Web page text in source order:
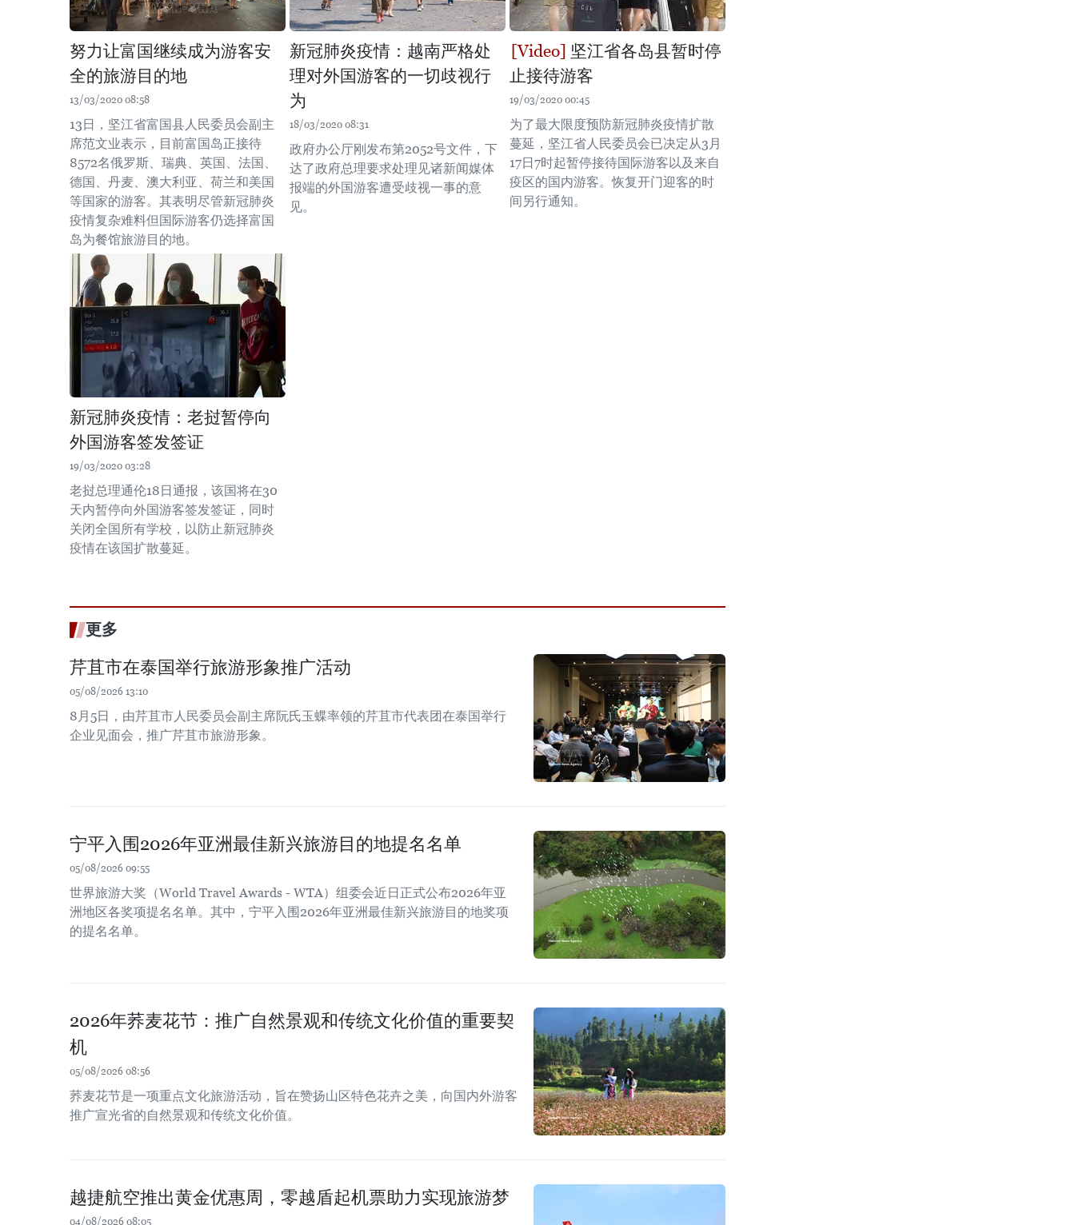
努力让富国继续成为游客安
全的旅游目的地
13/03/2020 08:58
13日，坚江省富国县人民委员会副主
席范文业表示，目前富国岛正接待
8572名俄罗斯、瑞典、英国、法国、
德国、丹麦、澳大利亚、荷兰和美国
等国家的游客。其表明尽管新冠肺炎
疫情复杂难料但国际游客仍选择富国
岛为餐馆旅游目的地。
新冠肺炎疫情：越南严格处
理对外国游客的一切歧视行
为
18/03/2020 08:31
政府办公厅刚发布第2052号文件，下
达了政府总理要求处理见诸新闻媒体
报端的外国游客遭受歧视一事的意
见。
坚江省各岛县暂时停
止接待游客
19/03/2020 00:45
为了最大限度预防新冠肺炎疫情扩散
蔓延，坚江省人民委员会已决定从3月
17日7时起暂停接待国际游客以及来自
疫区的国内游客。恢复开门迎客的时
间另行通知。
新冠肺炎疫情：老挝暂停向
外国游客签发签证
19/03/2020 03:28
老挝总理通伦18日通报，该国将在30
天内暂停向外国游客签发签证，同时
关闭全国所有学校，以防止新冠肺炎
疫情在该国扩散蔓延。
更多
芹苴市在泰国举行旅游形象推广活动
05/08/2026 13:10
8月5日，由芹苴市人民委员会副主席阮氏玉蝶率领的芹苴市代表团在泰国举行
企业见面会，推广芹苴市旅游形象。
宁平入围2026年亚洲最佳新兴旅游目的地提名名单
05/08/2026 09:55
世界旅游大奖（World Travel Awards - WTA）组委会近日正式公布2026年亚
洲地区各奖项提名名单。其中，宁平入围2026年亚洲最佳新兴旅游目的地奖项
的提名名单。
2026年荞麦花节：推广自然景观和传统文化价值的重要契
机
05/08/2026 08:56
荞麦花节是一项重点文化旅游活动，旨在赞扬山区特色花卉之美，向国内外游客
推广宣光省的自然景观和传统文化价值。
越捷航空推出黄金优惠周，零越盾起机票助力实现旅游梦
04/08/2026 08:05